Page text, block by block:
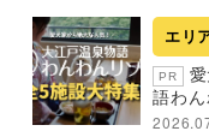
エリ
PR
語わん